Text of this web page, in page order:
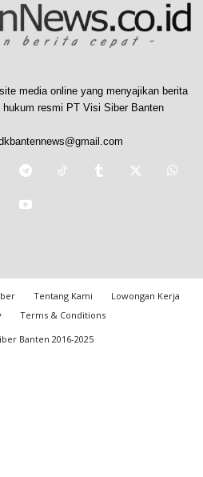
media online yang menyajikan berita
hukum resmi PT Visi Siber Banten
Tentang Kami
Lowongan Kerja
Terms & Conditions
Banten 2016-2025